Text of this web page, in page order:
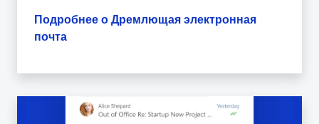
Подробнее о Дремлющая электронная
почта